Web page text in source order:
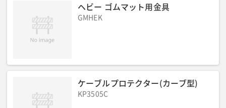
総質量/シート・ユニット・ケース他含(kg): 4.8
ヘビー ゴムマット用金具
GMHEK
ケーブルプロテクター(カーブ型)
KP3505C